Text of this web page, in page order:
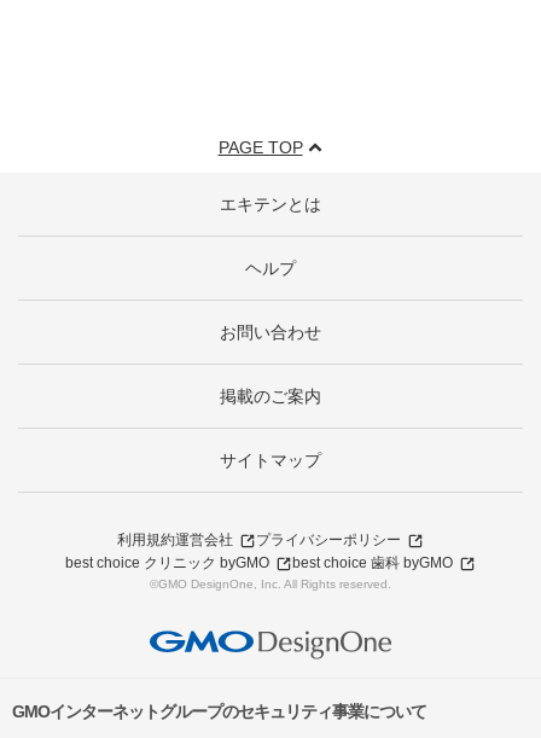
PAGE TOP
エキテンとは
ヘルプ
お問い合わせ
掲載のご案内
サイトマップ
利用規約運営会社
プライバシーポリシー
best choice クリニック byGMO
best choice 歯科 byGMO
©GMO DesignOne, Inc. All Rights reserved.
GMOインターネットグループのセキュリティ事業について